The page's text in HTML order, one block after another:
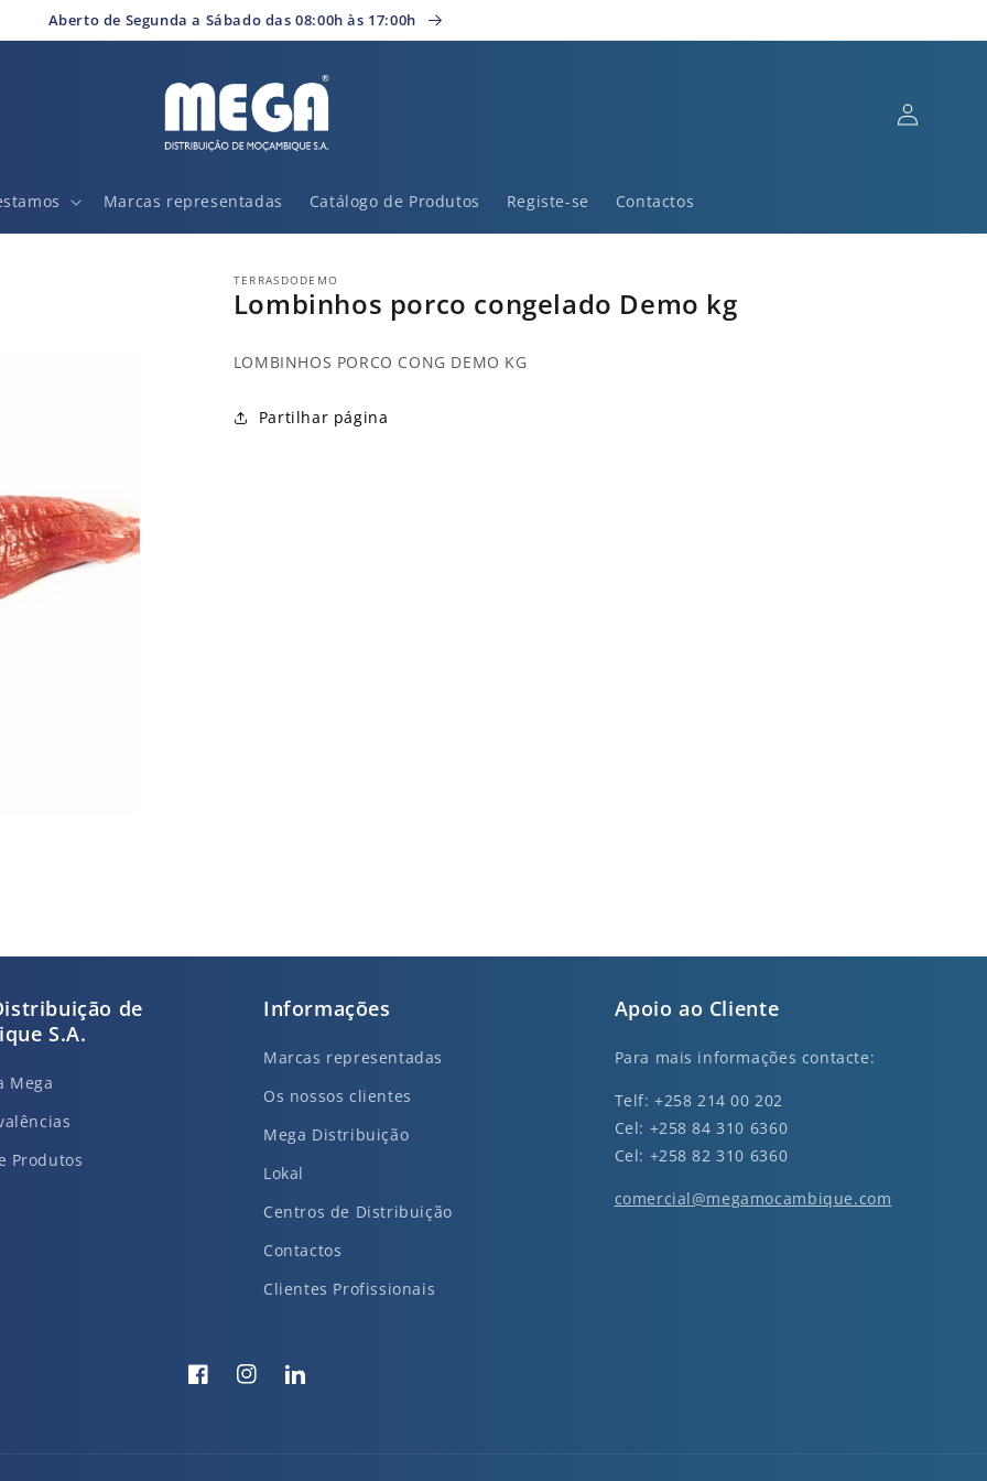
Aberto de Segunda a Sábado das 08:00h às 17:00h
Marcas representadas Catálogo de Produtos Registe-se Contactos
Iniciar
sessão
TERRASDODEMO
Lombinhos porco congelado Demo kg
LOMBINHOS PORCO CONG DEMO KG
Partilhar página
de
S.A.
Mega
Produtos
Informações
Marcas representadas
Os nossos clientes
Mega Distribuição
Lokal
Centros de Distribuição
Contactos
Clientes Profissionais
Apoio ao Cliente
Para mais informações contacte:
Telf: +258 214 00 202
Cel: +258 84 310 6360
Cel: +258 82 310 6360
comercial@megamocambique.com
FacebookInstagramTranslation